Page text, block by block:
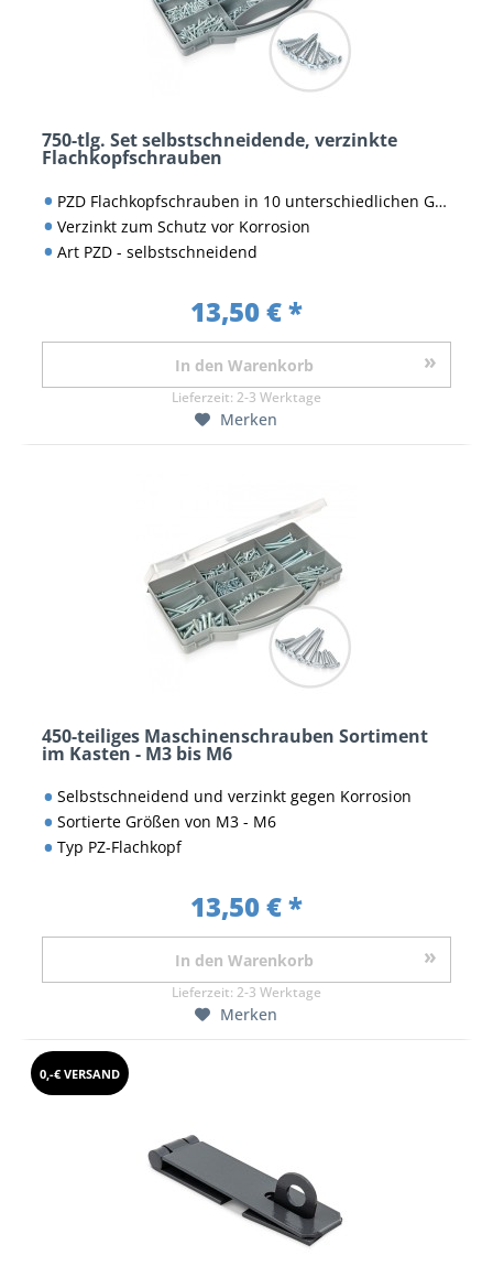
750-tlg. Set selbstschneidende, verzinkte
Flachkopfschrauben
PZD Flachkopfschrauben in 10 unterschiedlichen Größen
Verzinkt zum Schutz vor Korrosion
Art PZD - selbstschneidend
13,50 € *
In den Warenkorb
Lieferzeit: 2-3 Werktage
Merken
450-teiliges Maschinenschrauben Sortiment
im Kasten - M3 bis M6
Selbstschneidend und verzinkt gegen Korrosion
Sortierte Größen von M3 - M6
Typ PZ-Flachkopf
13,50 € *
In den Warenkorb
Lieferzeit: 2-3 Werktage
Merken
0,-€ VERSAND